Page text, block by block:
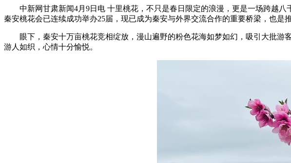
中新网甘肃新闻4月9日电 十里桃花，不只是春日限定的浪漫，更是一场跨越八
秦安桃花会已连续成功举办25届，现已成为秦安与外界交流合作的重要桥梁，也是
眼下，秦安十万亩桃花竞相绽放，漫山遍野的粉色花海如梦如幻，吸引大批游
游人如织，心情十分愉悦。